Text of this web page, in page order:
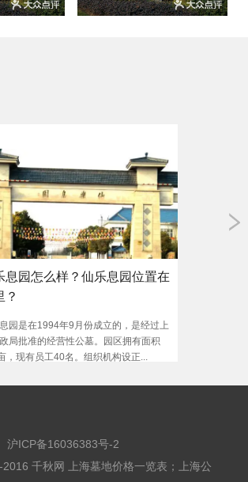
息园怎么样？仙乐息园位置在
？
园是在1994年9月份成立的，是经过上
局批准的经营性公墓。园区拥有面积
，现有员工40名。组织机构设正...
沪ICP备16036383号-2
千秋网
上海墓地价格一览表 ；
上海公